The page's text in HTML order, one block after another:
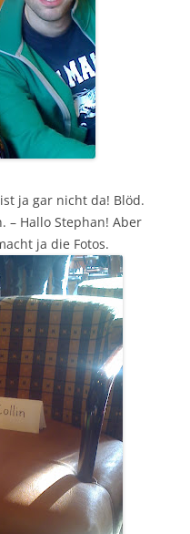
ja gar nicht da! Blöd.
– Hallo Stephan! Aber
ja die Fotos.